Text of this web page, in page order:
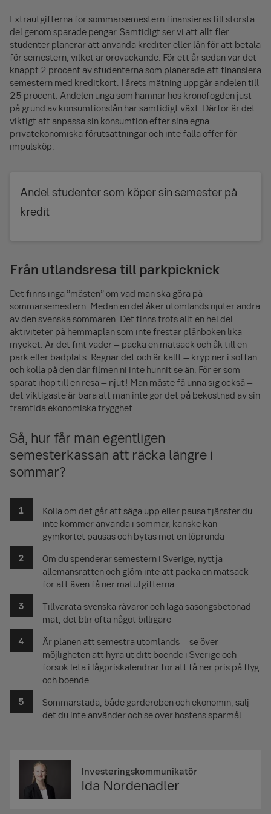
Extrautgifterna för sommarsemestern finansieras till största
del genom sparade pengar. Samtidigt ser vi att allt fler
studenter planerar att använda krediter eller lån för att betala
för semestern, vilket är oroväckande. För ett år sedan var det
knappt 2 procent av studenterna som planerade att finansiera
semestern med kreditkort. I årets mätning uppgår andelen till
25 procent. Andelen unga som hamnar hos kronofogden just
på grund av konsumtionslån har samtidigt växt. Därför är det
viktigt att anpassa sin konsumtion efter sina egna
privatekonomiska förutsättningar och inte falla offer för
impulsköp.
Andel studenter som köper sin semester på
kredit
Från utlandsresa till parkpicknick
Det finns inga ”måsten” om vad man ska göra på
sommarsemestern. Medan en del åker utomlands njuter andra
av den svenska sommaren. Det finns trots allt en hel del
aktiviteter på hemmaplan som inte frestar plånboken lika
mycket. Är det fint väder – packa en matsäck och åk till en
park eller badplats. Regnar det och är kallt – kryp ner i soffan
och kolla på den där filmen ni inte hunnit se än. För er som
sparat ihop till en resa – njut! Man måste få unna sig också –
det viktigaste är bara att man inte gör det på bekostnad av sin
framtida ekonomiska trygghet.
Så, hur får man egentligen
semesterkassan att räcka längre i
sommar?
Kolla om det går att säga upp eller pausa tjänster du
inte kommer använda i sommar, kanske kan
gymkortet pausas och bytas mot en löprunda
Om du spenderar semestern i Sverige, nyttja
allemansrätten och glöm inte att packa en matsäck
för att även få ner matutgifterna
Tillvarata svenska råvaror och laga säsongsbetonad
mat, det blir ofta något billigare
Är planen att semestra utomlands – se över
möjligheten att hyra ut ditt boende i Sverige och
försök leta i lågpriskalendrar för att få ner pris på flyg
och boende
Sommarstäda, både garderoben och ekonomin, sälj
det du inte använder och se över höstens sparmål
Investeringskommunikatör
Ida Nordenadler